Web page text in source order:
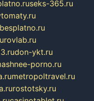
seks-365.ru
don-ykt.ru
porno.ru
metropoltravel.ru
rostotsky.ru